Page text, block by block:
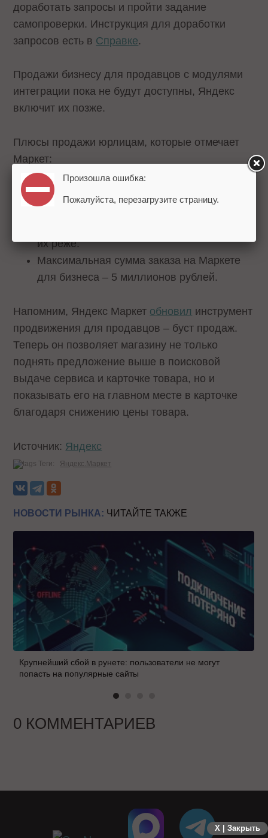
доработать запросы и пройти задание
самопроверки. Инструкция для доработки
запросов есть в Справке.
Продажи бизнесу для продавцов с модулями
интеграции пока не будут доступны, Яндекс
включит их позже.
Плюсы продажи юрлицам, которые отмечает
Маркет:
Увеличивается количество заказов,
У заказов от бизнеса средний чек до 11
их реже.
Максимальная сумма заказа на Маркете
для бизнеса – 5 миллионов рублей.
Напомним, Яндекс Маркет обновил инструмент
продвижения для продавцов – буст продаж.
Теперь он позволяет магазину не только
поднять предложение выше в поисковой
выдаче сервиса и карточке товара, но и
показывать его на главном месте в карточке
благодаря снижению цены товара.
Источник: Яндекс
Теги: Яндекс.Маркет
НОВОСТИ РЫНКА: ЧИТАЙТЕ ТАКЖЕ
Крупнейший сбой в рунете: пользователи не могут
попасть на популярные сайты
0 КОММЕНТАРИЕВ
X | Закрыть
Произошла ошибка:
Пожалуйста, перезагрузите страницу.